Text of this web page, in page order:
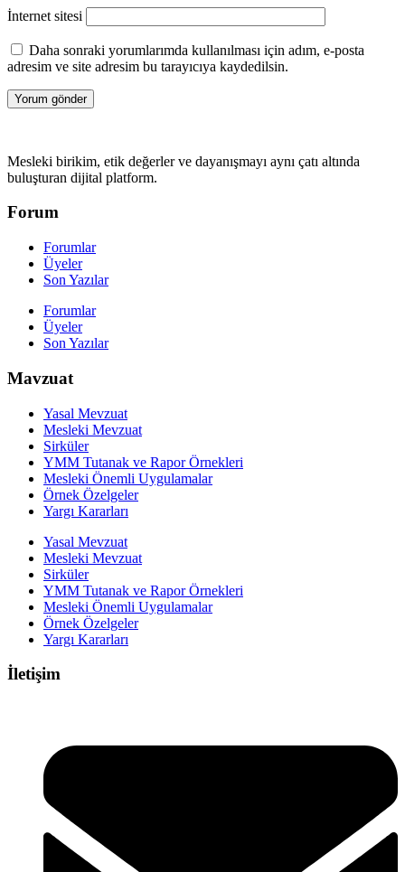
İnternet sitesi
Daha sonraki yorumlarımda kullanılması için adım, e-posta
adresim ve site adresim bu tarayıcıya kaydedilsin.
Mesleki birikim, etik değerler ve dayanışmayı aynı çatı altında
buluşturan dijital platform.
Forum
Forumlar
Üyeler
Son Yazılar
Forumlar
Üyeler
Son Yazılar
Mavzuat
Yasal Mevzuat
Mesleki Mevzuat
Sirküler
YMM Tutanak ve Rapor Örnekleri
Mesleki Önemli Uygulamalar
Örnek Özelgeler
Yargı Kararları
Yasal Mevzuat
Mesleki Mevzuat
Sirküler
YMM Tutanak ve Rapor Örnekleri
Mesleki Önemli Uygulamalar
Örnek Özelgeler
Yargı Kararları
İletişim